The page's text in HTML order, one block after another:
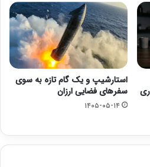
استارشیپ و یک گام تازه به سوی
سفرهای فضایی ارزان
۱۴۰۵-۰۵-۱۴